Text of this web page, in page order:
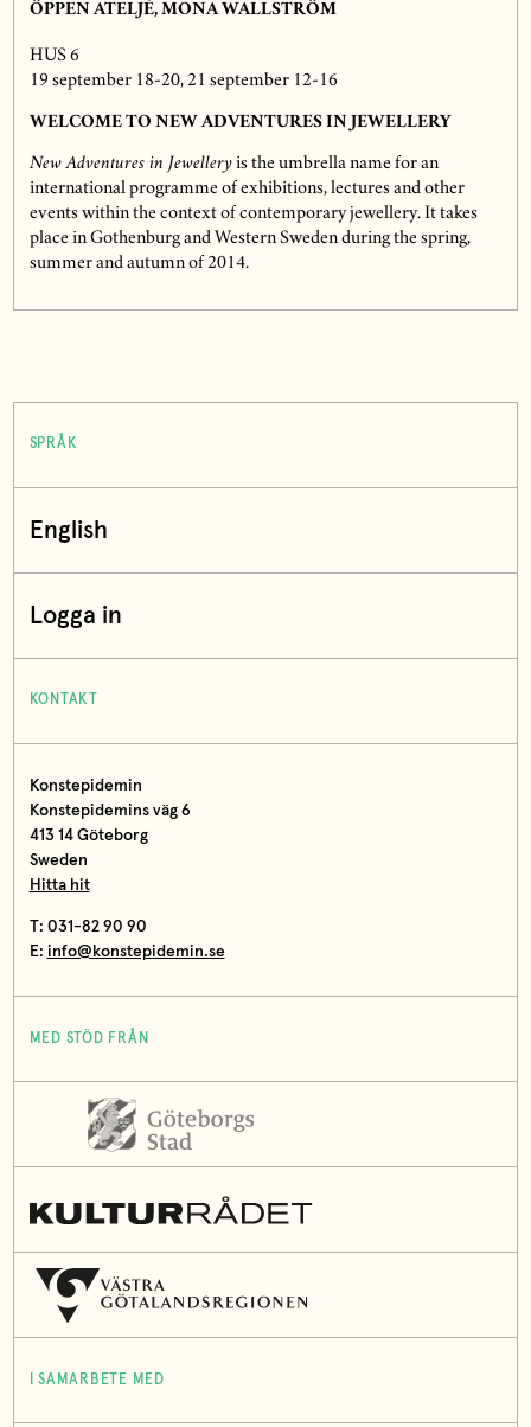
ÖPPEN ATELJÈ, MONA WALLSTRÖM
HUS 6
19 september 18-20, 21 september 12-16
WELCOME TO NEW ADVENTURES IN JEWELLERY
New Adventures in Jewelleryis the umbrella name for an
international programme of exhibitions, lectures and other
events within the context of contemporary jewellery. It takes
place in Gothenburg and Western Sweden during the spring,
summer and autumn of 2014.
SPRÅK
English
Logga in
KONTAKT
Konstepidemin
Konstepidemins väg 6
413 14 Göteborg
Sweden
Hitta hit
T: 031-82 90 90
E: info@konstepidemin.se
MED STÖD FRÅN
I SAMARBETE MED